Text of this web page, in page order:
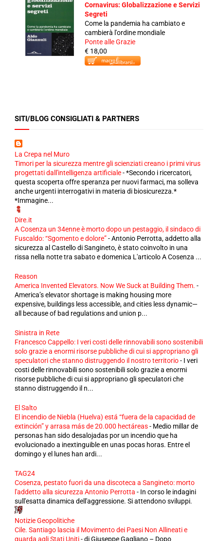
Cornavirus: Globalizzazione e Servizi
Segreti
Come la pandemia ha cambiato e
cambierà l'ordine mondiale
Ponte alle Grazie
€ 18,00
SITI/BLOG CONSIGLIATI & PARTNERS
La Crepa nel Muro
Timori per la sicurezza mentre gli scienziati creano i primi virus
progettati dall'intelligenza artificiale-*Secondo i ricercatori,
questa scoperta offre speranza per nuovi farmaci, ma solleva
anche urgenti interrogativi in ​​materia di biosicurezza.*
*Immagine...
Dire.it
A Cosenza un 34enne è morto dopo un pestaggio, il sindaco di
Fuscaldo: “Sgomento e dolore”-Antonio Perrotta, addetto alla
sicurezza al Castello di Sangineto, è stato coinvolto in una
rissa nella notte tra sabato e domenica L'articolo A Cosenza ...
Reason
America Invented Elevators. Now We Suck at Building Them. -
America’s elevator shortage is making housing more
expensive, buildings less accessible, and cities less dynamic—
all because of bad regulations and union p...
Sinistra in Rete
Francesco Cappello: I veri costi delle rinnovabili sono sostenibili
solo grazie a enormi risorse pubbliche di cui si appropriano gli
speculatori che stanno distruggendo il nostro territorio- I veri
costi delle rinnovabili sono sostenibili solo grazie a enormi
risorse pubbliche di cui si appropriano gli speculatori che
stanno distruggendo il n...
El Salto
El incendio de Niebla (Huelva) está “fuera de la capacidad de
extinción” y arrasa más de 20.000 hectáreas- Medio millar de
personas han sido desalojadas por un incendio que ha
evolucionado a inextinguible en unas pocas horas. Entre el
domingo y el lunes han ardi...
TAG24
Cosenza, pestato fuori da una discoteca a Sangineto: morto
l'addetto alla sicurezza Antonio Perrotta - In corso le indagini
sull'esatta dinamica dell'aggressione. Si attendono sviluppi.
Notizie Geopolitiche
Cile. Santiago lascia il Movimento dei Paesi Non Allineati e
guarda agli Stati Uniti-di Giuseppe Gagliano – Dopo